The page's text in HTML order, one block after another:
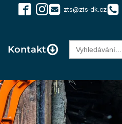
zts@zts-dk.cz
Kontakt
Search
for: